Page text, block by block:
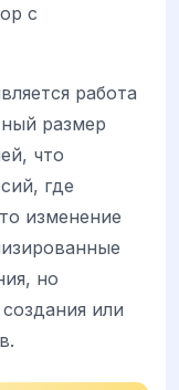
с
работа
размер
что
где
изменение
но
или